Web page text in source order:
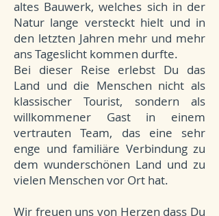
altes Bauwerk, welches sich in der
Natur lange versteckt hielt und in
den letzten Jahren mehr und mehr
ans Tageslicht kommen durfte.
Bei dieser Reise erlebst Du das
Land und die Menschen nicht als
klassischer Tourist, sondern als
willkommener Gast in einem
vertrauten Team, das eine sehr
enge und familiäre Verbindung zu
dem wunderschönen Land und zu
vielen Menschen vor Ort hat.
Wir freuen uns von Herzen dass Du